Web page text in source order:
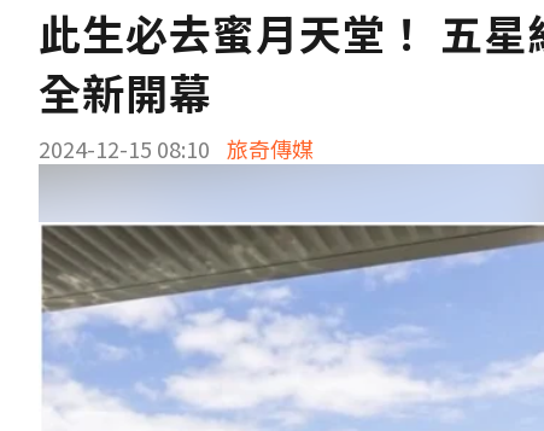
此生必去蜜月天堂！ 五
全新開幕
2024-12-15 08:10 旅奇傳媒